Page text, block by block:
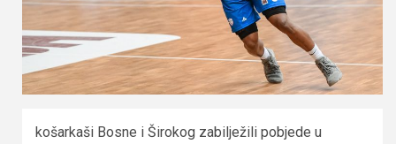
košarkaši Bosne i Širokog zabilježili pobjede u